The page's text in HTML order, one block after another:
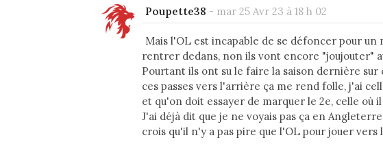
Poupette38 - mar 25 Avr 23 à 18 h 02
Mais l'OL est incapable de se défoncer pour un
rentrer dedans, non ils vont encore "joujouter"
Pourtant ils ont su le faire la saison dernière sur
ces passes vers l'arrière ça me rend folle, j'ai
et qu'on doit essayer de marquer le 2e, celle où
J'ai déjà dit que je ne voyais pas ça en
crois qu'il n'y a pas pire que l'OL pour jouer vers